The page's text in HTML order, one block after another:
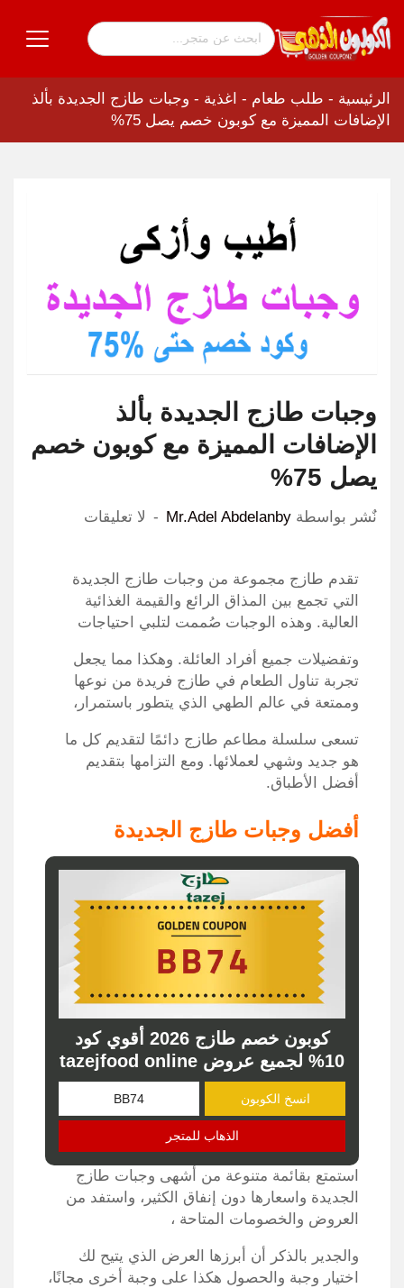
الرئيسية - طلب طعام - اغذية - وجبات طازج الجديدة بألذ
الإضافات المميزة مع كوبون خصم يصل 75%
وجبات طازج الجديدة بألذ
الإضافات المميزة مع كوبون خصم
يصل 75%
نٌشر بواسطة Mr.Adel Abdelanby لا تعليقات
تقدم طازج مجموعة من وجبات طازج الجديدة
التي تجمع بين المذاق الرائع والقيمة الغذائية
العالية. وهذه الوجبات صُممت لتلبي احتياجات
وتفضيلات جميع أفراد العائلة. وهكذا مما يجعل
تجربة تناول الطعام في طازج فريدة من نوعها
وممتعة في عالم الطهي الذي يتطور باستمرار،
تسعى سلسلة مطاعم طازج دائمًا لتقديم كل ما
هو جديد وشهي لعملائها. ومع التزامها بتقديم
أفضل الأطباق.
أفضل وجبات طازج الجديدة
كوبون خصم طازج 2026 أقوي كود
10% لجميع عروض tazejfood online
انسخ الكوبون
الذهاب للمتجر
استمتع بقائمة متنوعة من أشهى وجبات طازج
الجديدة واسعارها دون إنفاق الكثير، واستفد من
العروض والخصومات المتاحة ،
والجدير بالذكر أن أبرزها العرض الذي يتيح لك
اختيار وجبة والحصول هكذا على وجبة أخرى مجانًا،